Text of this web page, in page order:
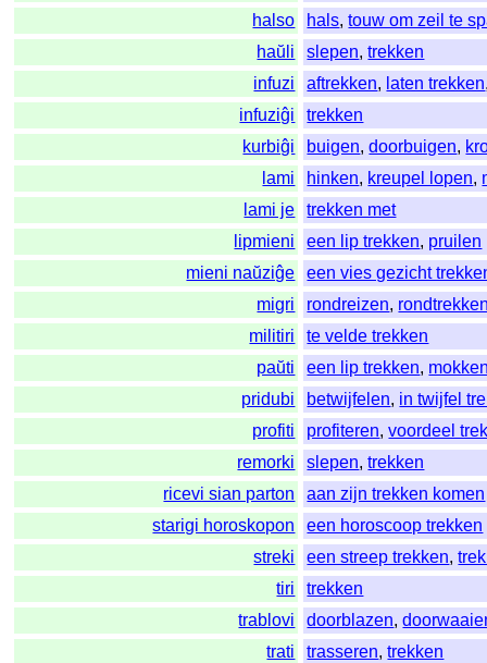
halso
hals,touw om zeil te
haŭli
slepen,trekken
infuzi
aftrekken, laten trekken
infuziĝi
trekken
kurbiĝi
buigen,doorbuigen,
lami
hinken, kreupel lopen,
lami je
trekken met
lipmieni
een lip trekken, pruilen
mieni naŭziĝe
een vies gezicht
migri
rondreizen,
militiri
te velde trekken
paŭti
een lip trekken,
pridubi
betwijfelen, in twijfel
profiti
profiteren,voordeel
remorki
slepen,trekken
ricevi sian parton
aan zijn trekken komen
starigi horoskopon
een horoscoop trekken
streki
een streep trekken,
tiri
trekken
trablovi
doorblazen,
trati
trasseren,trekken